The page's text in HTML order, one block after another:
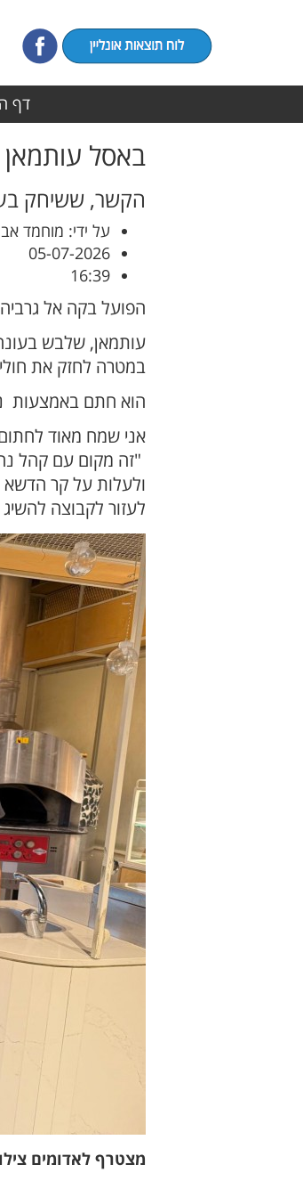
דף
באסל
הקשר, ששיחק
על ידי: מוחמד
05-07-2026
16:39
הפועל בקה אל
עותמאן, שלבש
במטרה לחזק את
הוא חתם באמצעות
אני שמח מאוד
"זה מקום עם קהל
ולעלות על קר הדשא
לעזור לקבוצה
מצטרף לאדומים